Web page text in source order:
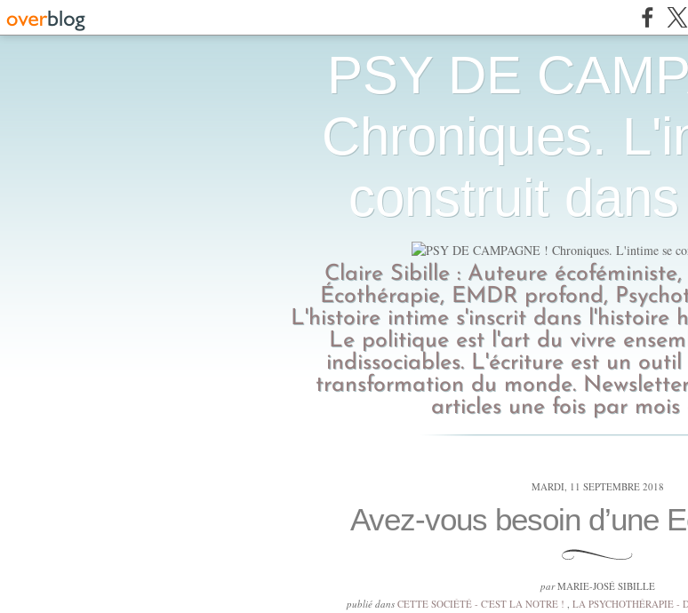
PSY DE
Chroniques.
construit
Claire Sibille : Auteure
Écothérapie, EMDR profond,
L'histoire intime s'inscrit dans l'histoire
Le politique est l'art du vivre
indissociables. L'écriture est un
transformation du monde.
articles une fois par mois
MARDI, 11 SEPTEMBRE 2018
Avez-vous besoin d’une
parMARIE-JOSÉ SIBILLE
publié dans CETTE SOCIÉTÉ - C'EST LA NOTRE ! , LA PSYCHOTHÉRAPIE -